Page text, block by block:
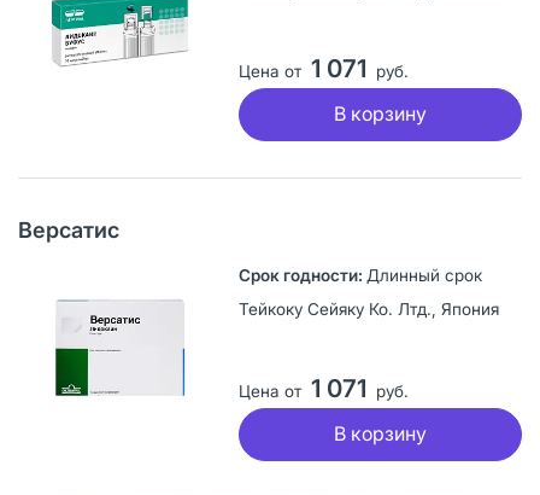
Цена от 1 071 руб.
В корзину
Версатис
Длинный срок
Тейкоку Сейяку Ко. Лтд., Япония
Цена от 1 071 руб.
В корзину